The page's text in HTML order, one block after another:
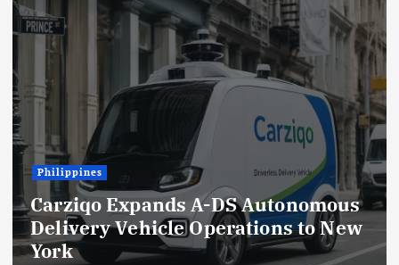
Lions Club Tangerang Happy
Bersama Prodia, Curalis AI, dan
Klinik Mata Serpong Perluas Akses
Layanan Kesehatan Preventif
melalui Bakti Sosial Kesehatan